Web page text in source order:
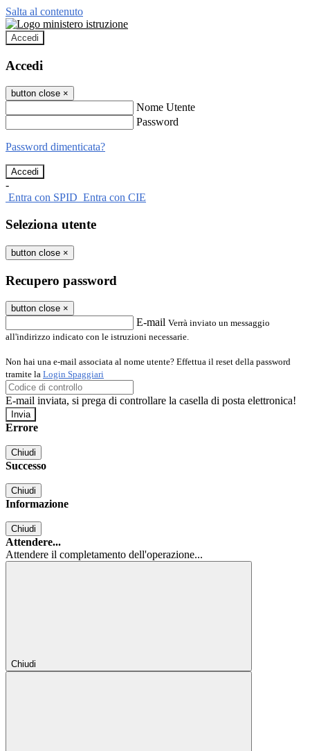
Salta al contenuto
Accedi
Accedi
button close ×
Nome Utente
Password
Password dimenticata?
-
Entra con SPID Entra con CIE
Seleziona utente
button close ×
Recupero password
button close ×
E-mail Verrà inviato un messaggio
all'indirizzo indicato con le istruzioni necessarie.
Non hai una e-mail associata al nome utente? Effettua il reset della password
tramite la Login Spaggiari
E-mail inviata, si prega di controllare la casella di posta elettronica!
Errore
Chiudi
Successo
Chiudi
Informazione
Chiudi
Attendere...
Attendere il completamento dell'operazione...
Chiudi